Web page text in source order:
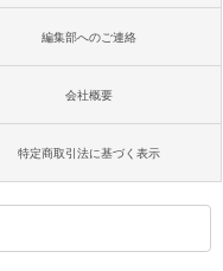
編集部へのご連絡
会社概要
特定商取引法に基づく表示